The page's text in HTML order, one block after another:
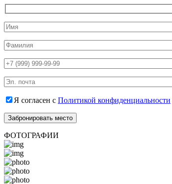
Я согласен с Политикой конфиденциальности
ФОТОГРАФИИ